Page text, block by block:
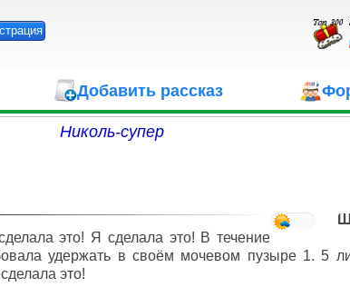
Добавить рассказ
Николь-супер
это! Я сделала это! В течение
удержать в своём мочевом пузыре 1. 5
это!